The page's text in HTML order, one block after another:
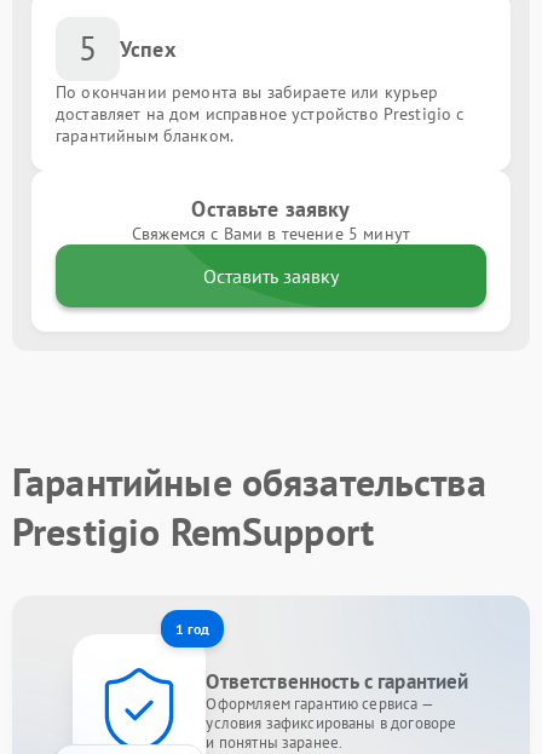
5 Успех
По окончании ремонта вы забираете или курьер
доставляет на дом исправное устройство Prestigio с
гарантийным бланком.
Оставьте заявку
Свяжемся с Вами в течение 5 минут
Оставить заявку
Гарантийные обязательства
Prestigio RemSupport
1 год
Ответственность с гарантией
Оформляем гарантию сервиса —
условия зафиксированы в договоре
и понятны заранее.